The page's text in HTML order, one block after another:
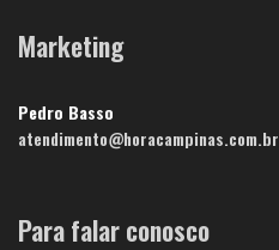
Marketing
Pedro Basso
atendimento@horacampinas.com.br
Para falar conosco